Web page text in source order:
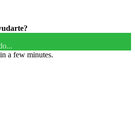
a few minutes.